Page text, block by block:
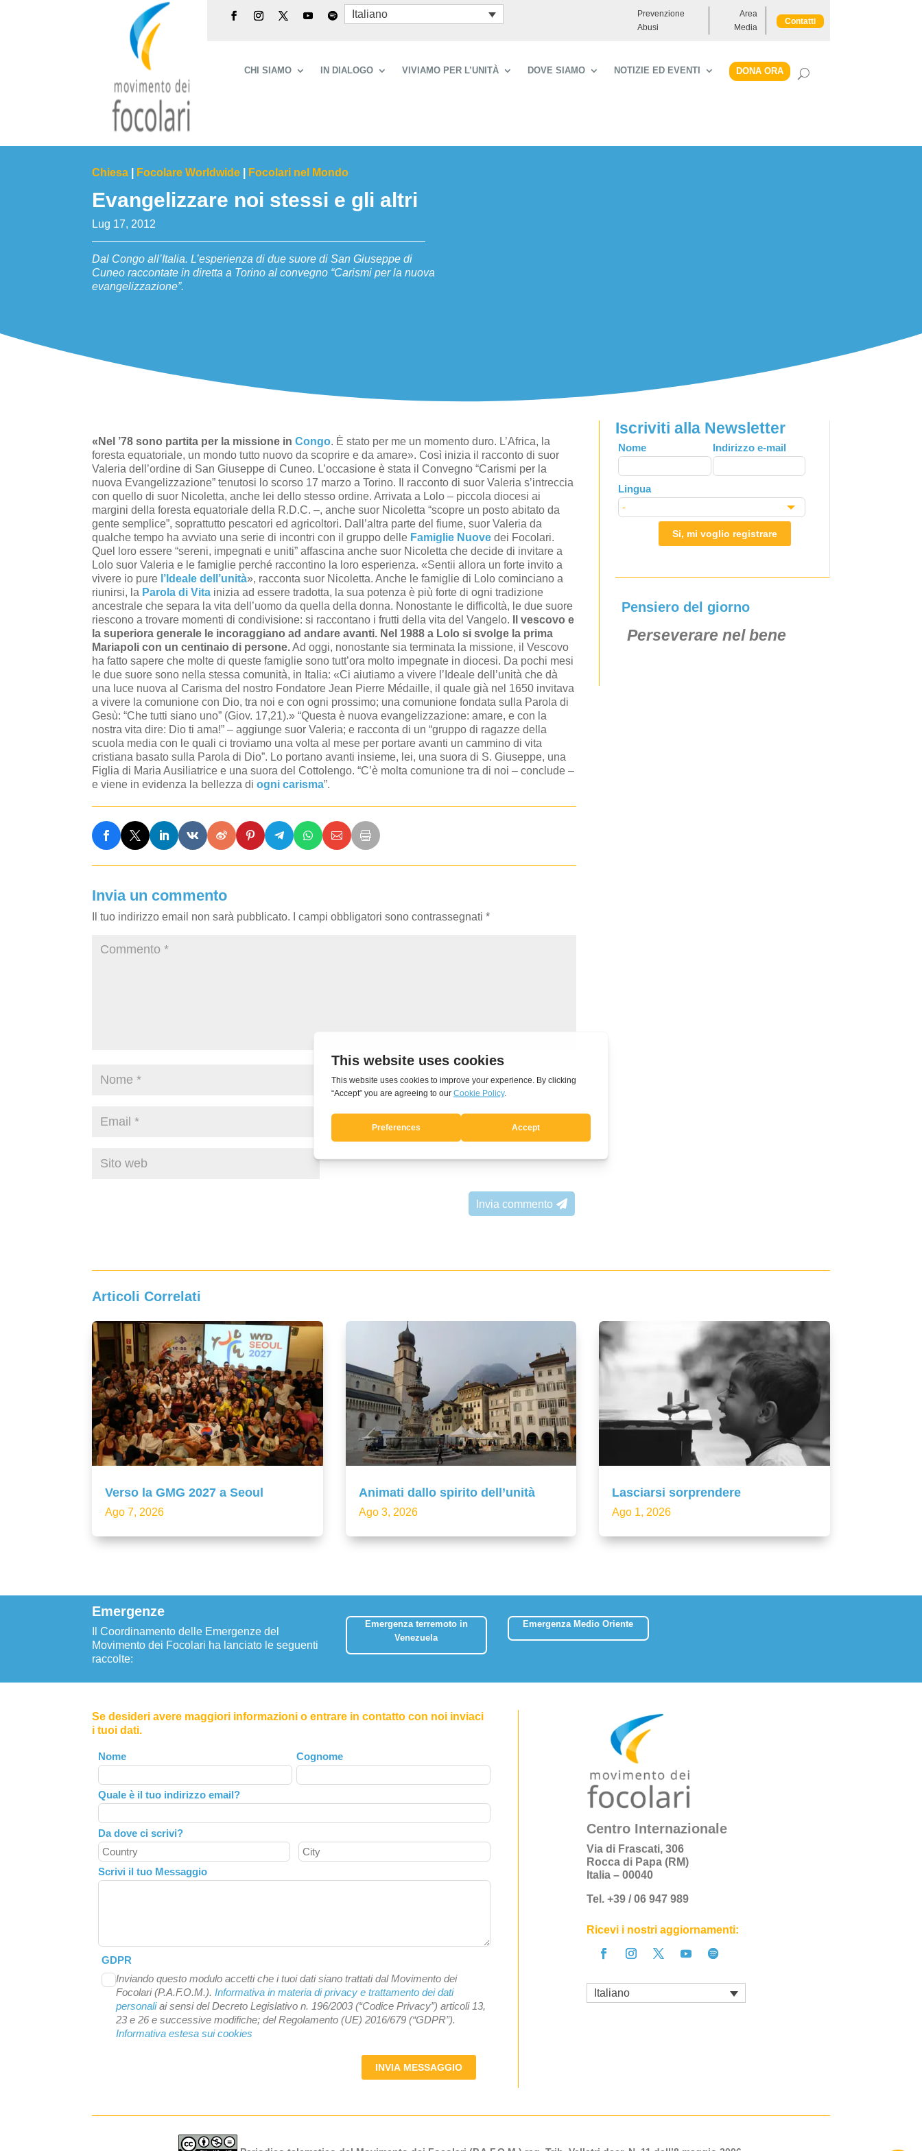
Italiano
Prevenzione
Abusi
Area
Media
Contatti
CHI SIAMO IN DIALOGO VIVIAMO PER L’UNITÀ DOVE SIAMO NOTIZIE ED EVENTI DONA ORA
Chiesa Focolare Worldwide Focolari nel Mondo
Evangelizzare noi stessi e gli altri
Lug 17, 2012
Dal Congo all’Italia. L’esperienza di due suore di San Giuseppe di
Cuneo raccontate in diretta a Torino al convegno “Carismi per la nuova
evangelizzazione”.
«Nel ’78 sono partita per la missione in Congo. È stato per me un momento duro. L’Africa, la
foresta equatoriale, un mondo tutto nuovo da scoprire e da amare». Così inizia il racconto di suor
Valeria dell’ordine di San Giuseppe di Cuneo. L’occasione è stata il Convegno “Carismi per la
nuova Evangelizzazione” tenutosi lo scorso 17 marzo a Torino. Il racconto di suor Valeria s’intreccia
con quello di suor Nicoletta, anche lei dello stesso ordine. Arrivata a Lolo – piccola diocesi ai
margini della foresta equatoriale della R.D.C. –, anche suor Nicoletta “scopre un posto abitato da
gente semplice”, soprattutto pescatori ed agricoltori. Dall’altra parte del fiume, suor Valeria da
qualche tempo ha avviato una serie di incontri con il gruppo delle Famiglie Nuove dei Focolari.
Quel loro essere “sereni, impegnati e uniti” affascina anche suor Nicoletta che decide di invitare a
Lolo suor Valeria e le famiglie perché raccontino la loro esperienza. «Sentii allora un forte invito a
vivere io pure l’Ideale dell’unità», racconta suor Nicoletta. Anche le famiglie di Lolo cominciano a
riunirsi, la Parola di Vita inizia ad essere tradotta, la sua potenza è più forte di ogni tradizione
ancestrale che separa la vita dell’uomo da quella della donna. Nonostante le difficoltà, le due suore
riescono a trovare momenti di condivisione: si raccontano i frutti della vita del Vangelo.
Il vescovo e
la superiora generale le incoraggiano ad andare avanti. Nel 1988 a Lolo si svolge la prima
Mariapoli con un centinaio di persone.Ad oggi, nonostante sia terminata la missione, il Vescovo
ha fatto sapere che molte di queste famiglie sono tutt’ora molto impegnate in diocesi. Da pochi mesi
le due suore sono nella stessa comunità, in Italia: «Ci aiutiamo a vivere l’Ideale dell’unità che dà
una luce nuova al Carisma del nostro Fondatore Jean Pierre Médaille, il quale già nel 1650 invitava
a vivere la comunione con Dio, tra noi e con ogni prossimo; una comunione fondata sulla Parola di
Gesù: “Che tutti siano uno” (Giov. 17,21).» “Questa è nuova evangelizzazione: amare, e con la
nostra vita dire: Dio ti ama!” – aggiunge suor Valeria; e racconta di un “gruppo di ragazze della
scuola media con le quali ci troviamo una volta al mese per portare avanti un cammino di vita
cristiana basato sulla Parola di Dio”. Lo portano avanti insieme, lei, una suora di S. Giuseppe, una
Figlia di Maria Ausiliatrice e una suora del Cottolengo. “C’è molta comunione tra di noi – conclude –
e viene in evidenza la bellezza diogni carisma”.
Invia un commento
Il tuo indirizzo email non sarà pubblicato. I campi obbligatori sono contrassegnati*
Invia commento
Iscriviti alla Newsletter
Leave
this
field
blank
Nome Indirizzo e-mail
Lingua
Si, mi voglio registrare
Pensiero del giorno
Perseverare nel bene
Articoli Correlati
Verso la GMG 2027 a Seoul
Ago 7, 2026
Animati dallo spirito dell’unità
Ago 3, 2026
Lasciarsi sorprendere
Ago 1, 2026
Emergenze
Il Coordinamento delle Emergenze del
Movimento dei Focolari ha lanciato le seguenti
raccolte:
Emergenza terremoto in
Venezuela
Emergenza Medio Oriente
Se desideri avere maggiori informazioni o entrare in contatto con noi inviaci
i tuoi dati.
Leave
this
field
blank
Nome Cognome
Quale è il tuo indirizzo email?
Da dove ci scrivi?
Scrivi il tuo Messaggio
GDPR
Inviando questo modulo accetti che i tuoi dati siano trattati dal Movimento dei
Focolari (P.A.F.O.M.).Informativa in materia di privacy e trattamento dei dati
personaliai sensi del Decreto Legislativo n. 196/2003 (“Codice Privacy”) articoli 13,
23 e 26 e successive modifiche; del Regolamento (UE) 2016/679 (“GDPR”).
Informativa estesa sui cookies
INVIA MESSAGGIO
Centro Internazionale
Via di Frascati, 306
Rocca di Papa (RM)
Italia – 00040
Tel. +39 / 06 947 989
Ricevi i nostri aggiornamenti:
Italiano